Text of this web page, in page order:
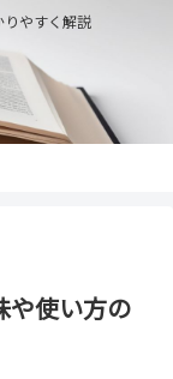
やすく解説
や使い方の